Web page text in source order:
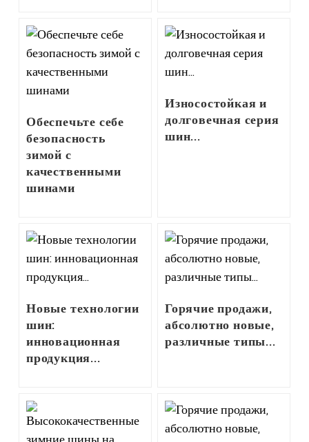
Обеспечьте себе
безопасность
зимой с
качественными
шинами
Износостойкая и
долговечная серия
шин...
Новые технологии
шин:
инновационная
продукция...
Горячие продажи,
абсолютно новые,
различные типы...